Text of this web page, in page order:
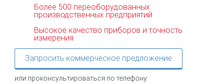
Более 500 переоборудованных
производственных предприятий
Высокое качество приборов и точность
измерения
Запросить коммерческое предложение
или проконсультироваться по телефону: